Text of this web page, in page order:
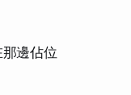
邊佔位